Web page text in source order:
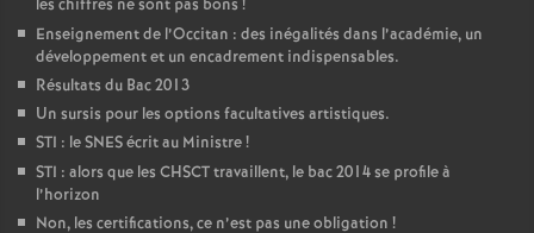
les chiffres ne sont pas bons !
Enseignement de l’Occitan : des inégalités dans l’académie, un
développement et un encadrement indispensables.
Résultats du Bac 2013
Un sursis pour les options facultatives artistiques.
STI : le SNES écrit au Ministre!
STI : alors que les CHSCT travaillent, le bac 2014 se profile à
l’horizon
Non, les certifications, ce n’est pas une obligation !